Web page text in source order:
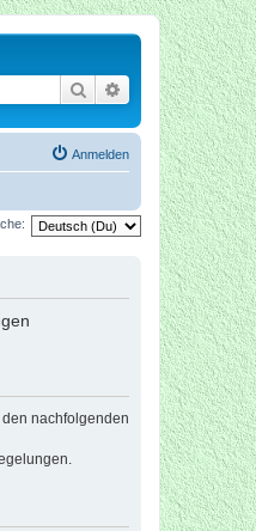
Suche Erweiterte Suche
Anmelden
den nachfolgenden